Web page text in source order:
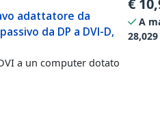
adattatore da
da DP a DVI-D,
a un computer dotato
€
A
28,029